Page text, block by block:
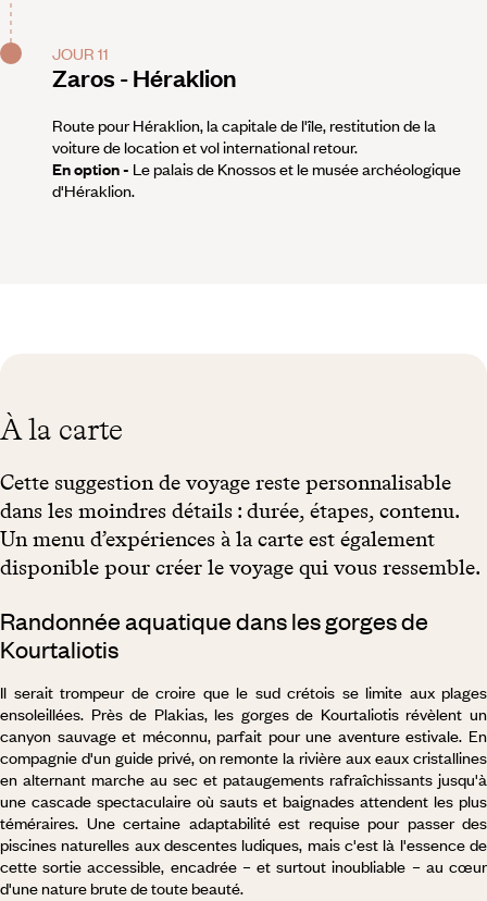
JOUR 11
Zaros - Héraklion
Route pour Héraklion, la capitale de l'île, restitution de la
voiture de location et vol international retour.
En option - Le palais de Knossos et le musée archéologique
d'Héraklion.
À la carte
Cette suggestion de voyage reste personnalisable
dans les moindres détails : durée, étapes, contenu.
Un menu d’expériences à la carte est également
disponible pour créer le voyage qui vous ressemble.
Randonnée aquatique dans les gorges de
Kourtaliotis
Il serait trompeur de croire que le sud crétois se limite aux plages
ensoleillées. Près de Plakias, les gorges de Kourtaliotis révèlent un
canyon sauvage et méconnu, parfait pour une aventure estivale. En
compagnie d'un guide privé, on remonte la rivière aux eaux cristallines
en alternant marche au sec et pataugements rafraîchissants jusqu'à
une cascade spectaculaire où sauts et baignades attendent les plus
téméraires. Une certaine adaptabilité est requise pour passer des
piscines naturelles aux descentes ludiques, mais c'est là l'essence de
cette sortie accessible, encadrée – et surtout inoubliable – au cœur
d'une nature brute de toute beauté.